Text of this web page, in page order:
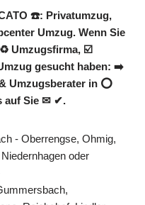
☎️: Privatumzug,
Umzug. Wenn Sie
Umzugsfirma, ☑️
gesucht haben: ➡️
Umzugsberater in ⭕
auf Sie ✉ ✔.